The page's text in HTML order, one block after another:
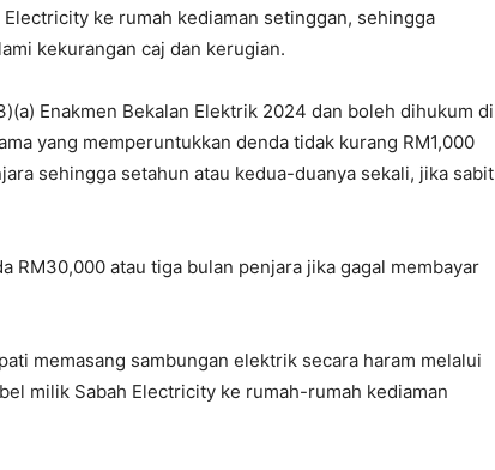
ke rumah kediaman setinggan, sehingga
kekurangan caj dan kerugian.
Enakmen Bekalan Elektrik 2024 dan boleh dihukum di
yang memperuntukkan denda tidak kurang RM1,000
sehingga setahun atau kedua-duanya sekali, jika sabit
RM30,000 atau tiga bulan penjara jika gagal membayar
memasang sambungan elektrik secara haram melalui
milik Sabah Electricity ke rumah-rumah kediaman